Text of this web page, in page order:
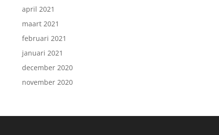
april 2021
maart 2021
februari 2021
januari 2021
december 2020
november 2020